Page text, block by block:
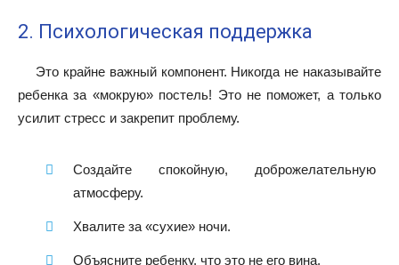
2. Психологическая поддержка
Это крайне важный компонент. Никогда не наказывайте
ребенка за «мокрую» постель! Это не поможет, а только
усилит стресс и закрепит проблему.
Создайте спокойную, доброжелательную
атмосферу.
Хвалите за «сухие» ночи.
Объясните ребенку, что это не его вина.